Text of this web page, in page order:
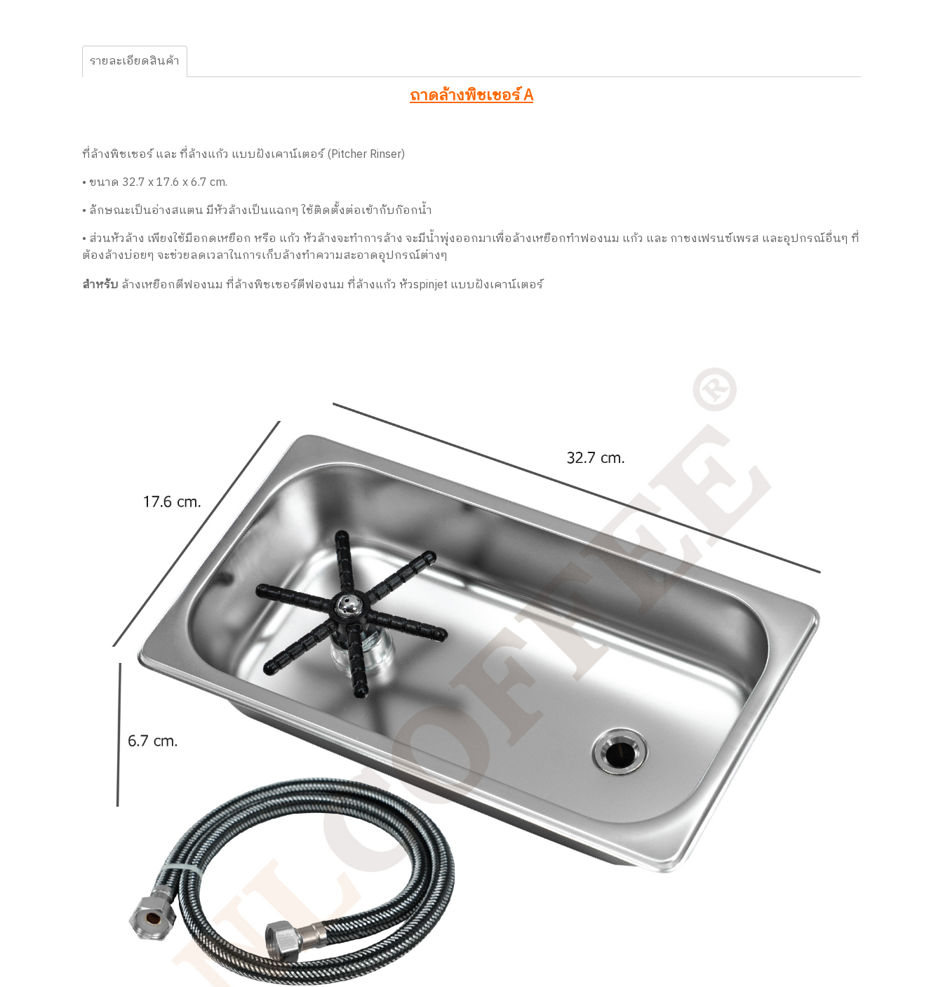
รายละเอียดสินค้า
ถาดล้างพิชเชอร์ A
ที่ล้างพิชเชอร์ และ ที่ล้างแก้ว แบบฝังเคาน์เตอร์ (Pitcher Rinser)
• ขนาด 32.7 x 17.6 x 6.7 cm.
• ลักษณะเป็นอ่างสแตน มีหัวล้างเป็นแฉกๆ ใช้ติดตั้งต่อเข้ากับก๊อกน้ำ
• ส่วนหัวล้าง เพียงใช้มือกดเหยือก หรือ แก้ว หัวล้างจะทำการล้าง จะมีน้ำพุ่งออกมาเพื่อล้างเหยือกทำฟองนม แก้ว และ กาชงเฟรนซ์เพรส และอุปกรณ์อื่นๆ ที่
ต้องล้างบ่อยๆ จะช่วยลดเวลาในการเก็บล้างทำความสะอาดอุปกรณ์ต่างๆ
สำหรับ ล้างเหยือกตีฟองนม ที่ล้างพิชเชอร์ตีฟองนม ที่ล้างแก้ว หัวspinjet แบบฝังเคาน์เตอร์